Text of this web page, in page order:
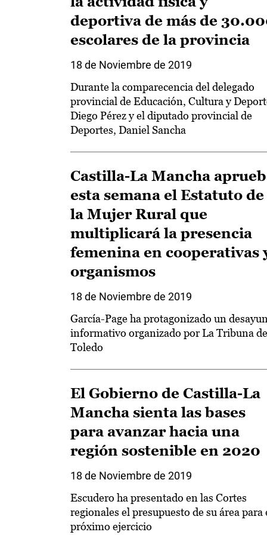
deportiva de más de
escolares de la provincia
18 de Noviembre de 2019
Durante la comparecencia del delegado
provincial de Educación, Cultura y
Diego Pérez y el diputado provincial de
Deportes, Daniel Sancha
Castilla-La Mancha
esta semana el Estatuto de
la Mujer Rural que
multiplicará la presencia
femenina en cooperativas
organismos
18 de Noviembre de 2019
García-Page ha protagonizado un
informativo organizado por La Tribuna de
Toledo
El Gobierno de Castilla-La
Mancha sienta las bases
para avanzar hacia una
región sostenible en 2020
18 de Noviembre de 2019
Escudero ha presentado en las Cortes
regionales el presupuesto de su área para
próximo ejercicio